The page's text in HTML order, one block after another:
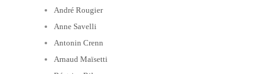
André Rougier
Anne Savelli
Antonin Crenn
Arnaud Maïsetti